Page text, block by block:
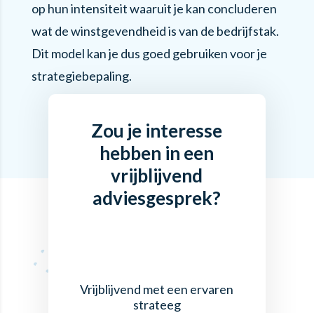
op hun intensiteit waaruit je kan concluderen
wat de winstgevendheid is van de bedrijfstak.
Dit model kan je dus goed gebruiken voor je
strategiebepaling.
Zou je interesse
hebben in een
vrijblijvend
adviesgesprek?
Vrijblijvend met een ervaren
strateeg